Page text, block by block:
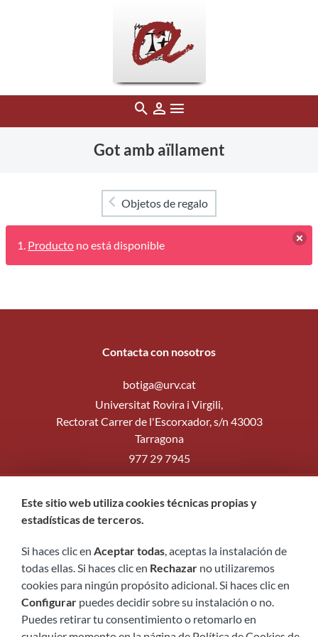
Got amb aïllament
Objetos de regalo
Producto no está disponible
Contacta con nosotros
botiga@urv.cat
Universitat Rovira i Virgili,
Rectorat Carrer de l'Escorxador, s/n 43003
Tarragona
977 29 7945
Formulario de contacto
Este sitio web utiliza cookies técnicas propias y
estadísticas de terceros.
Si haces clic en Aceptar todas, aceptas la instalación de
todas ellas. Si haces clic en Rechazar no utilizaremos
cookies para ningún propósito adicional. Si haces clic en
Configurar puedes decidir sobre su instalación o no.
Puedes retirar tu consentimiento o retomarlo en